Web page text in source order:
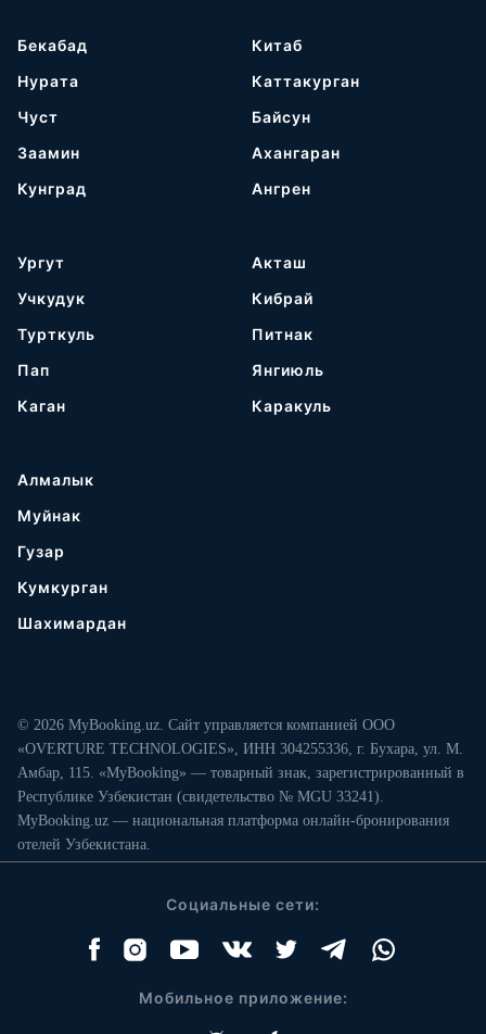
Бекабад
Нурата
Чуст
Заамин
Кунград
Китаб
Каттакурган
Байсун
Ахангаран
Ангрен
Ургут
Учкудук
Турткуль
Пап
Каган
Акташ
Кибрай
Питнак
Янгиюль
Каракуль
Алмалык
Муйнак
Гузар
Кумкурган
Шахимардан
© 2026 MyBooking.uz. Сайт управляется компанией ООО
«OVERTURE TECHNOLOGIES», ИНН 304255336, г. Бухара, ул. М.
Амбар, 115. «MyBooking» — товарный знак, зарегистрированный в
Республике Узбекистан (свидетельство № MGU 33241).
MyBooking.uz — национальная платформа онлайн-бронирования
отелей Узбекистана.
Социальные сети:
Мобильное приложение: